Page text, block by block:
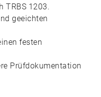
TRBS 1203.
geeichten
festen
Prüfdokumentation